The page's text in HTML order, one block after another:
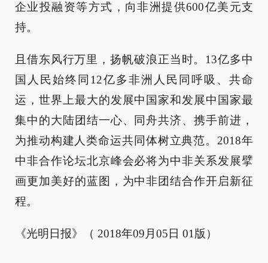
企业投融资等方式，向非洲提供600亿美元支
持。
且借东风行万里，扬帆破浪正当时。13亿多中
国人民始终同12亿多非洲人民同呼吸、共命
运，世界上最大的发展中国家和发展中国家最
集中的大陆团结一心、同舟共济、携手前进，
为推动构建人类命运共同体树立典范。2018年
中非合作论坛北京峰会必将为中非关系发展擘
画更加美好的蓝图，为中非团结合作开启新征
程。
《光明日报》（ 2018年09月05日 01版）